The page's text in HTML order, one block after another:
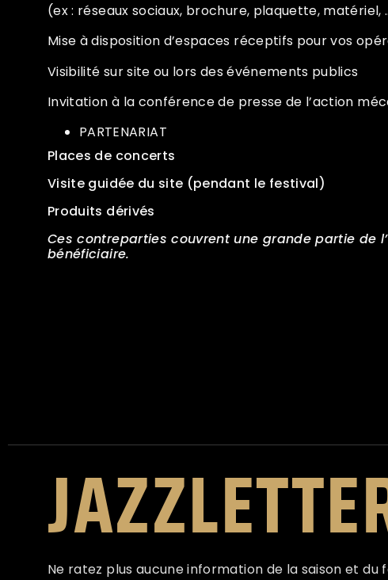
(ex : réseaux sociaux, brochure, plaquette, matériel,
Mise à disposition d’espaces réceptifs pour vos
Visibilité sur site ou lors des événements publics
Invitation à la conférence de presse de l’action
PARTENARIAT
Places de concerts
Visite guidée du site (pendant le festival)
Produits dérivés
Ces contreparties couvrent une grande partie de
bénéficiaire.
Ne ratez plus aucune information de la saison et du